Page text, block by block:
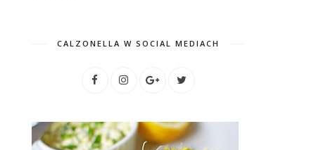
CALZONELLA W SOCIAL MEDIACH